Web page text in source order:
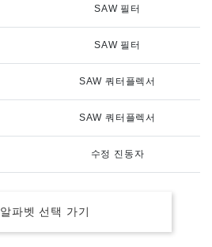
SAW 필터
SAW 필터
SAW 쿼터플렉서
SAW 쿼터플렉서
수정 진동자
알파벳 선택 가기